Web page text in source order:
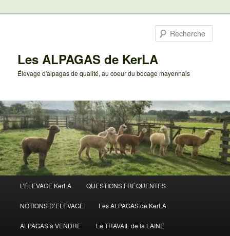
Les ALPAGAS de KerLA
Élevage d'alpagas de qualité, au coeur du bocage mayennais
principal
L’ÉLEVAGE KerLA QUESTIONS FRÉQUENTES
NOTIONS D’ELEVAGE Les ALPAGAS de KerLA
ALPAGAS à VENDRE Le TRAVAIL de la LAINE